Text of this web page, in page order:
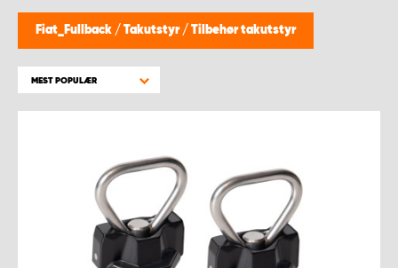
Fiat_Fullback / Takutstyr / Tilbehør takutstyr
MEST POPULÆR
WORK SYSTEM KEY ACCOUNT
WORK SYSTEM NORWAY
WORK SYSTEM OSLO